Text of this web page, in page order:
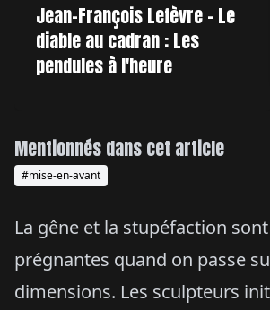
La gêne et la stupéfaction
prégnantes quand on passe
dimensions. Les sculpteurs
Mentionnés dans cet article
#mise-en-avant
Jean-François Lefèvre - Le
diable au cadran : Les
pendules à l'heure